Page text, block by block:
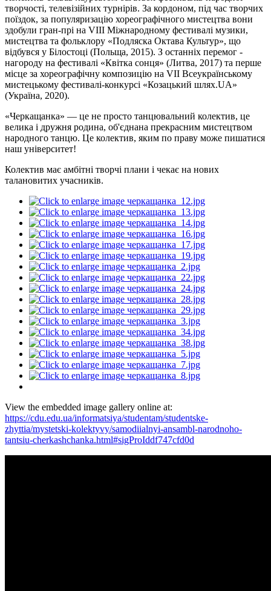
творчості, телевізійних турнірів. За кордоном, під час творчих
поїздок, за популяризацію хореографічного мистецтва вони
здобули гран-прі на VIII Міжнародному фестивалі музики,
мистецтва та фольклору «Подляска Октава Культур», що
відбувся у Білостоці (Польща, 2015). З останніх перемог -
нагороду на фестивалі «Квітка сонця» (Литва, 2017) та перше
місце за хореографічну композицію на VII Всеукраїнському
мистецькому фестивалі-конкурсі «Козацький шлях.UA»
(Україна, 2020).
«Черкащанка» — це не просто танцювальний колектив, це
велика і дружня родина, об'єднана прекрасним мистецтвом
народного танцю. Це колектив, яким по праву може пишатися
наш університет!
Колектив має амбітні творчі плани і чекає на нових
талановитих учасників.
View the embedded image gallery online at:
https://cdu.edu.ua/informatsiya/studentam/studentske-
zhyttia/mystetski-kolektyvy/samodiialnyi-ansambl-narodnoho-
tantsiu-cherkashchanka.html#sigProIddf747cfd0d